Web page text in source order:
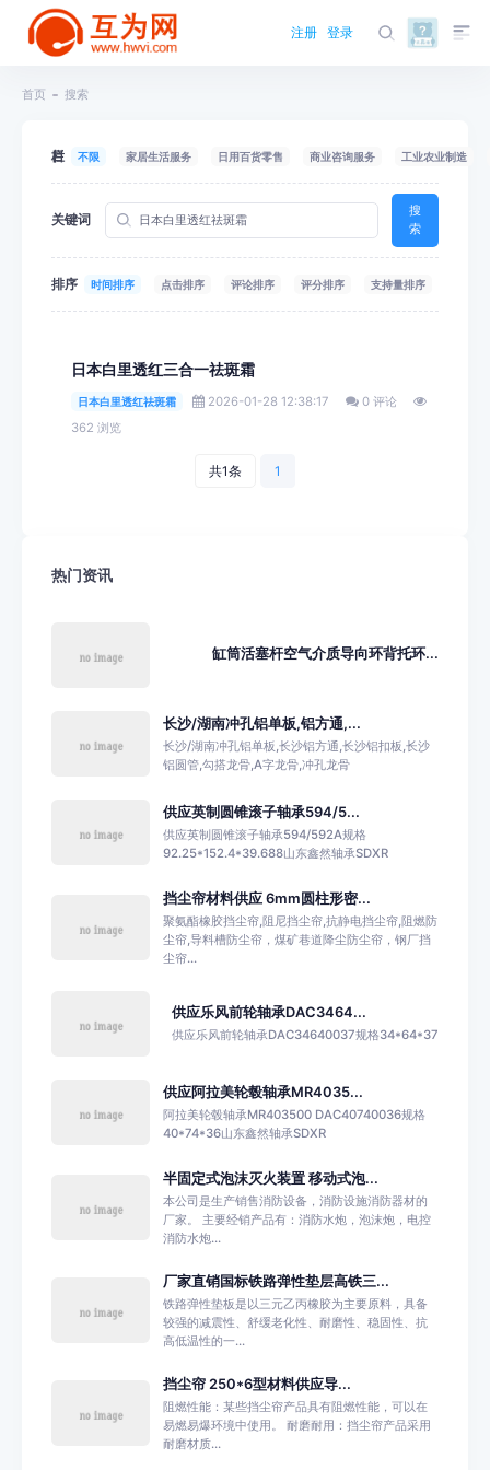
注册 登录
首页 搜索
栏目 不限 家居生活服务 日用百货零售 商业咨询服务 工业农业制造
关键词
搜
索
排序 时间排序 点击排序 评论排序 评分排序 支持量排序
日本白里透红三合一祛斑霜
日本白里透红祛斑霜 2026-01-28 12:38:17
0 评论
362 浏览
共1条 1
热门资讯
缸筒活塞杆空气介质导向环背托环...
长沙/湖南冲孔铝单板,铝方通,...
长沙/湖南冲孔铝单板,长沙铝方通,长沙铝扣板,长沙
铝圆管,勾搭龙骨,A字龙骨,冲孔龙骨
供应英制圆锥滚子轴承594/5...
供应英制圆锥滚子轴承594/592A规格
92.25*152.4*39.688山东鑫然轴承SDXR
挡尘帘材料供应 6mm圆柱形密...
聚氨酯橡胶挡尘帘,阻尼挡尘帘,抗静电挡尘帘,阻燃防
尘帘,导料槽防尘帘，煤矿巷道降尘防尘帘，钢厂挡
尘帘...
供应乐风前轮轴承DAC3464...
供应乐风前轮轴承DAC34640037规格34*64*37
供应阿拉美轮毂轴承MR4035...
阿拉美轮毂轴承MR403500 DAC40740036规格
40*74*36山东鑫然轴承SDXR
半固定式泡沫灭火装置 移动式泡...
本公司是生产销售消防设备，消防设施消防器材的
厂家。 主要经销产品有：消防水炮，泡沫炮，电控
消防水炮...
厂家直销国标铁路弹性垫层高铁三...
铁路弹性垫板是以三元乙丙橡胶为主要原料，具备
较强的减震性、舒缓老化性、耐磨性、稳固性、抗
高低温性的一...
挡尘帘 250*6型材料供应导...
阻燃性能：某些挡尘帘产品具有阻燃性能，可以在
易燃易爆环境中使用。 耐磨耐用：挡尘帘产品采用
耐磨材质...